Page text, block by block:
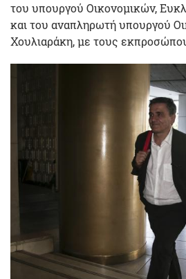
του υπουργού Οικονομικών,
και του αναπληρωτή υπουργού
Χουλιαράκη, με τους